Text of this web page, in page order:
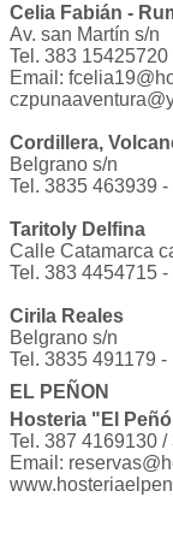
Celia Fabián -
Av. san Martín s/n
Tel. 383 15425720
Email:
Cordillera,
Belgrano s/n
Tel. 3835 463939
Taritoly Delfina
Calle Catamarca
Tel. 383 4454715
Cirila Reales
Belgrano s/n
Tel. 3835 491179
EL PEÑON
Hosteria "El
Tel. 387 4169130 /
Email: